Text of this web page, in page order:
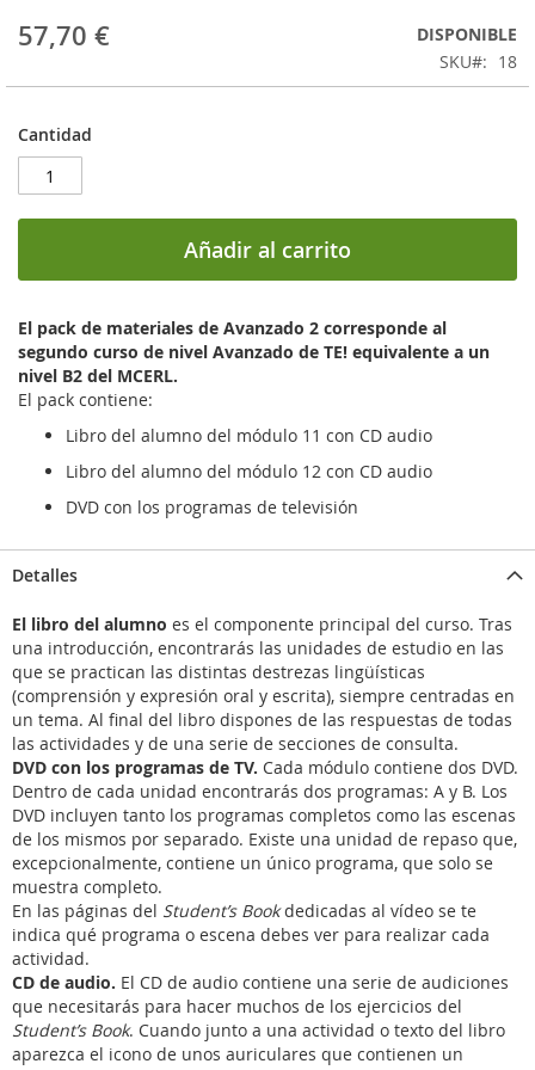
57,70 €
DISPONIBLE
SKU
18
Cantidad
Añadir al carrito
El pack de materiales de Avanzado 2 corresponde al
segundo curso de nivel Avanzado de TE! equivalente a un
nivel B2 del MCERL.
El pack contiene:
Libro del alumno del módulo 11 con CD audio
Libro del alumno del módulo 12 con CD audio
DVD con los programas de televisión
Detalles
El libro del alumno es el componente principal del curso. Tras
una introducción, encontrarás las unidades de estudio en las
que se practican las distintas destrezas lingüísticas
(comprensión y expresión oral y escrita), siempre centradas en
un tema. Al final del libro dispones de las respuestas de todas
las actividades y de una serie de secciones de consulta.
DVD con los programas de TV. Cada módulo contiene dos DVD.
Dentro de cada unidad encontrarás dos programas: A y B. Los
DVD incluyen tanto los programas completos como las escenas
de los mismos por separado. Existe una unidad de repaso que,
excepcionalmente, contiene un único programa, que solo se
muestra completo.
En las páginas del Student’s Bookdedicadas al vídeo se te
indica qué programa o escena debes ver para realizar cada
actividad.
CD de audio. El CD de audio contiene una serie de audiciones
que necesitarás para hacer muchos de los ejercicios del
Student’s Book. Cuando junto a una actividad o texto del libro
aparezca el icono de unos auriculares que contienen un